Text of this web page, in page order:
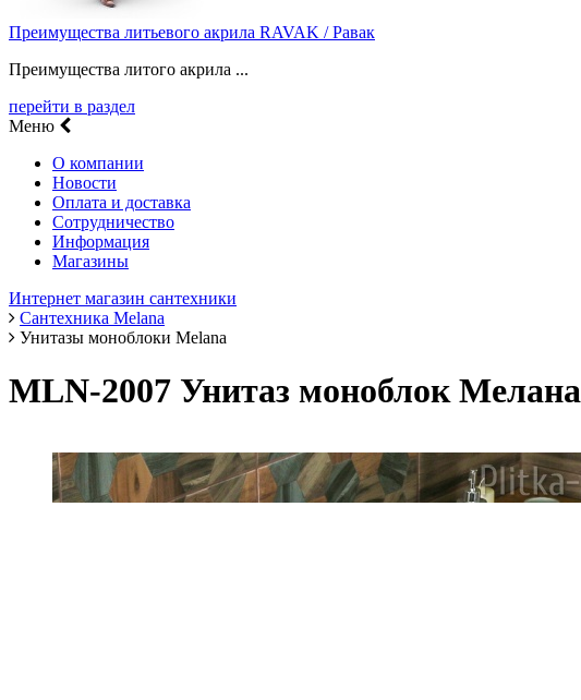
Преимущества литьевого акрила RAVAK / Равак
Преимущества литого акрила ...
перейти в раздел
Меню
О компании
Новости
Оплата и доставка
Сотрудничество
Информация
Магазины
Интернет магазин сантехники
Сантехника Melana
Унитазы моноблоки Melana
MLN-2007 Унитаз моноблок Мелана